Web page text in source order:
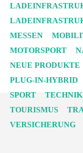
MESSEN
MOTORSPORT
NEUE PRODUKTE
PLUG-IN-HYBRID
SPORT
TECHNIK
TOURISMUS
VERSICHERUNG